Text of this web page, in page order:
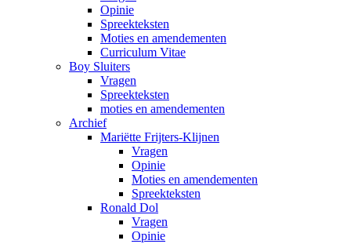
Opinie
Spreekteksten
Moties en amendementen
Curriculum Vitae
Boy Sluiters
Vragen
Spreekteksten
moties en amendementen
Archief
Mariëtte Frijters-Klijnen
Vragen
Opinie
Moties en amendementen
Spreekteksten
Ronald Dol
Vragen
Opinie